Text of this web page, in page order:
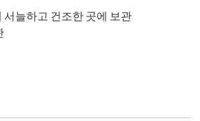
서늘하고 건조한 곳에 보관